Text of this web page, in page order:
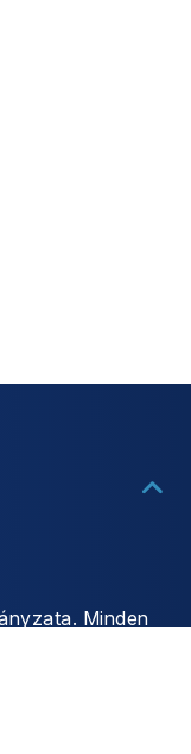
Minden